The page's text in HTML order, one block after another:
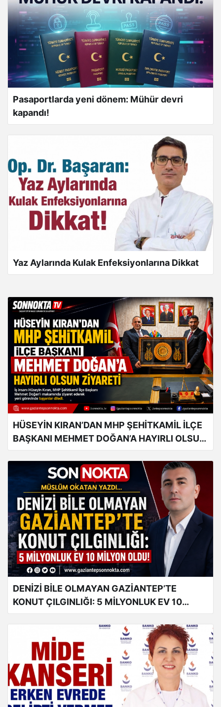
Pasaportlarda yeni dönem: Mühür devri
kapandı!
Yaz Aylarında Kulak Enfeksiyonlarına Dikkat
HÜSEYİN KIRAN’DAN MHP ŞEHİTKAMİL İLÇE
BAŞKANI MEHMET DOĞAN’A HAYIRLI OLSUN
ZİYARETİ
DENİZİ BİLE OLMAYAN GAZİANTEP’TE
KONUT ÇILGINLIĞI: 5 MİLYONLUK EV 10
MİLYON OLDU!